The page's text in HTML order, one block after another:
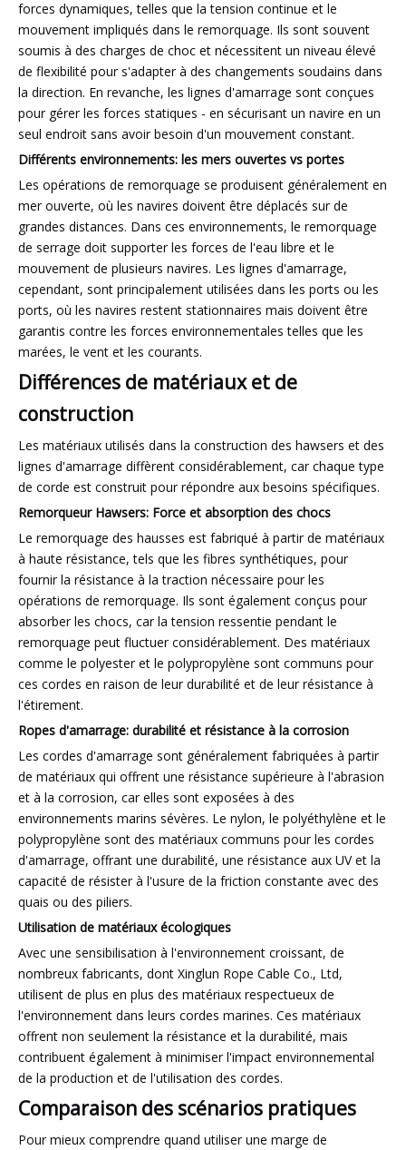
forces dynamiques, telles que la tension continue et le
mouvement impliqués dans le remorquage. Ils sont souvent
soumis à des charges de choc et nécessitent un niveau élevé
de flexibilité pour s'adapter à des changements soudains dans
la direction. En revanche, les lignes d'amarrage sont conçues
pour gérer les forces statiques - en sécurisant un navire en un
seul endroit sans avoir besoin d'un mouvement constant.
Différents environnements: les mers ouvertes vs portes
Les opérations de remorquage se produisent généralement en
mer ouverte, où les navires doivent être déplacés sur de
grandes distances. Dans ces environnements, le remorquage
de serrage doit supporter les forces de l'eau libre et le
mouvement de plusieurs navires. Les lignes d'amarrage,
cependant, sont principalement utilisées dans les ports ou les
ports, où les navires restent stationnaires mais doivent être
garantis contre les forces environnementales telles que les
marées, le vent et les courants.
Différences de matériaux et de
construction
Les matériaux utilisés dans la construction des hawsers et des
lignes d'amarrage diffèrent considérablement, car chaque type
de corde est construit pour répondre aux besoins spécifiques.
Remorqueur Hawsers: Force et absorption des chocs
Le remorquage des hausses est fabriqué à partir de matériaux
à haute résistance, tels que les fibres synthétiques, pour
fournir la résistance à la traction nécessaire pour les
opérations de remorquage. Ils sont également conçus pour
absorber les chocs, car la tension ressentie pendant le
remorquage peut fluctuer considérablement. Des matériaux
comme le polyester et le polypropylène sont communs pour
ces cordes en raison de leur durabilité et de leur résistance à
l'étirement.
Ropes d'amarrage: durabilité et résistance à la corrosion
Les cordes d'amarrage sont généralement fabriquées à partir
de matériaux qui offrent une résistance supérieure à l'abrasion
et à la corrosion, car elles sont exposées à des
environnements marins sévères. Le nylon, le polyéthylène et le
polypropylène sont des matériaux communs pour les cordes
d'amarrage, offrant une durabilité, une résistance aux UV et la
capacité de résister à l'usure de la friction constante avec des
quais ou des piliers.
Utilisation de matériaux écologiques
Avec une sensibilisation à l'environnement croissant, de
nombreux fabricants, dont Xinglun Rope Cable Co., Ltd,
utilisent de plus en plus des matériaux respectueux de
l'environnement dans leurs cordes marines. Ces matériaux
offrent non seulement la résistance et la durabilité, mais
contribuent également à minimiser l'impact environnemental
de la production et de l'utilisation des cordes.
Comparaison des scénarios pratiques
Pour mieux comprendre quand utiliser une marge de